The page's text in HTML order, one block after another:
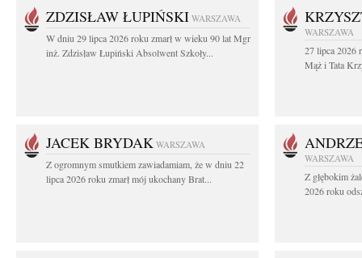
ZDZISŁAW ŁUPIŃSKI WARSZAWA
W dniu 29 lipca 2026 roku zmarł w wieku 90 lat Mgr
inż. Zdzisław Łupiński Absolwent Szkoły...
WARSZAWA
27 lipca 2026
Mąż i Tata
JACEK BRYDAK WARSZAWA
Z ogromnym smutkiem zawiadamiam, że w dniu 22
lipca 2026 roku zmarł mój ukochany Brat...
WARSZAWA
Z głębokim
2026 roku